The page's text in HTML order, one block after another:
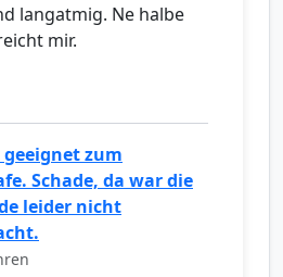
langatmig. Ne halbe
mir.
zum
Schade, da war die
leider nicht